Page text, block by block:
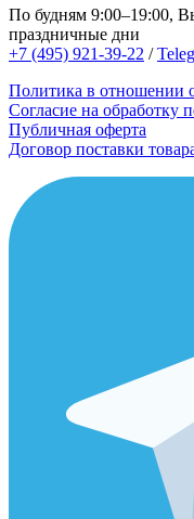
По будням 9:00–19:00,
праздничные дни
+7 (495) 921-39-22 /
Политика в отношении
Согласие на обработку
Публичная оферта
Договор поставки